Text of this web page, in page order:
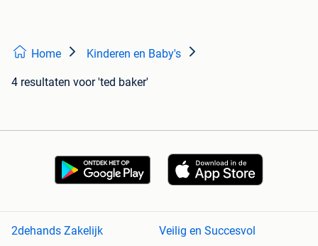
Home Kinderen en Baby's
4 resultaten voor 'ted baker'
2dehands Zakelijk Veilig en Succesvol